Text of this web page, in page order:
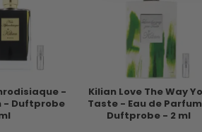
-
- Duftprobe
Kilian Love The Way
Taste - Eau de
Duftprobe - 2 ml